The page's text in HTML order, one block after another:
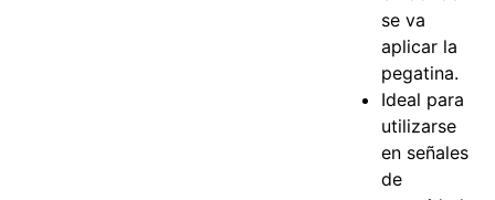
se va
aplicar la
pegatina.
Ideal para
utilizarse
en señales
de